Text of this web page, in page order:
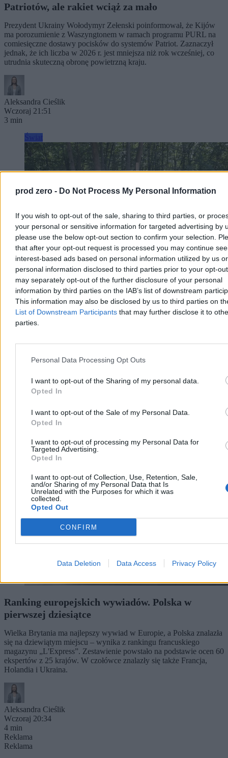
prod zero - Do Not Process My Personal Information
If you wish to opt-out of the sale, sharing to third parties, or
your personal or sensitive information for targeted advertising by
please use the below opt-out section to confirm your selection.
that after your opt-out request is processed you may continue
interest-based ads based on personal information utilized by us or
personal information disclosed to third parties prior to your opt-
may separately opt-out of the further disclosure of your personal
information by third parties on the IAB’s list of downstream
This information may also be disclosed by us to third parties on
List of Downstream Participants that may further disclose it to
parties.
Personal Data Processing Opt Outs
I want to opt-out of the Sharing of my personal data.
Opted In
I want to opt-out of the Sale of my Personal Data.
Opted In
I want to opt-out of processing my Personal Data for
Targeted Advertising.
Opted In
I want to opt-out of Collection, Use, Retention, Sale,
and/or Sharing of my Personal Data that Is
Unrelated with the Purposes for which it was
collected.
Opted Out
CONFIRM
Data Deletion Data Access Privacy Policy
Patriotów, ale rakiet wciąż za mało
Prezydent Ukrainy Wołodymyr Zełenski poinformował, że Kijów
ma porozumienie z Waszyngtonem w ramach programu PURL na
comiesięczne dostawy pocisków do systemów Patriot. Zaznaczył
jednak, że ich liczba w 2026 r. jest mniejsza niż rok wcześniej, co
utrudnia skuteczną obronę powietrzną kraju.
Aleksandra Cieślik
Wczoraj 21:51
3 min
Ekshumacje na Wołyniu. Władze Ukrainy wydały
kolejne zgody
Ukraiński Instytut Pamięci Narodowej poinformował o zgodzie na
Wołyniu. Decyzje zapadły na posiedzeniu ukraińskiej komisji
międzyresortowej ds. upamiętnienia ofiar wojny.
Wczoraj 20:42
Świat
Ranking europejskich wywiadów. Polska w
pierwszej dziesiątce
Wielka Brytania ma najlepszy wywiad w Europie, a Polska znalazła
się na dziewiątym miejscu – wynika z rankingu francuskiego
magazynu „L'Express”. Zestawienie powstało na podstawie ocen 60
ekspertów z 25 krajów. W czołówce znalazły się także Francja,
Holandia i Ukraina.
Aleksandra Cieślik
Wczoraj 20:34
4 min
Reklama
Reklama